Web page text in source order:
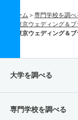
ホーム 専門学校を調べ
東京ウェディング＆
東京ウェディング＆
大学を調べる
専門学校を調べる